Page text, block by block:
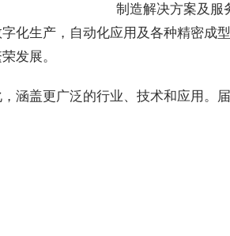
制造解决方案及服
化生产，自动化应用及各种精密成
发展。
涵盖更广泛的行业、技术和应用。